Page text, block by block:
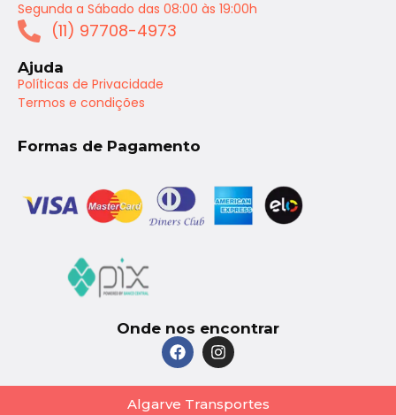
Segunda a Sábado das 08:00 às 19:00h
(11) 97708-4973
Ajuda
Políticas de Privacidade
Termos e condições
Formas de Pagamento
Onde nos encontrar
Algarve Transportes